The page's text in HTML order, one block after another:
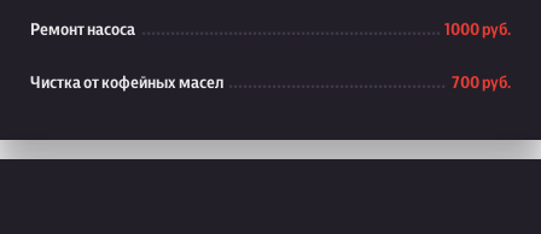
Ремонт насоса 1000 руб.
Чистка от кофейных масел 700 руб.